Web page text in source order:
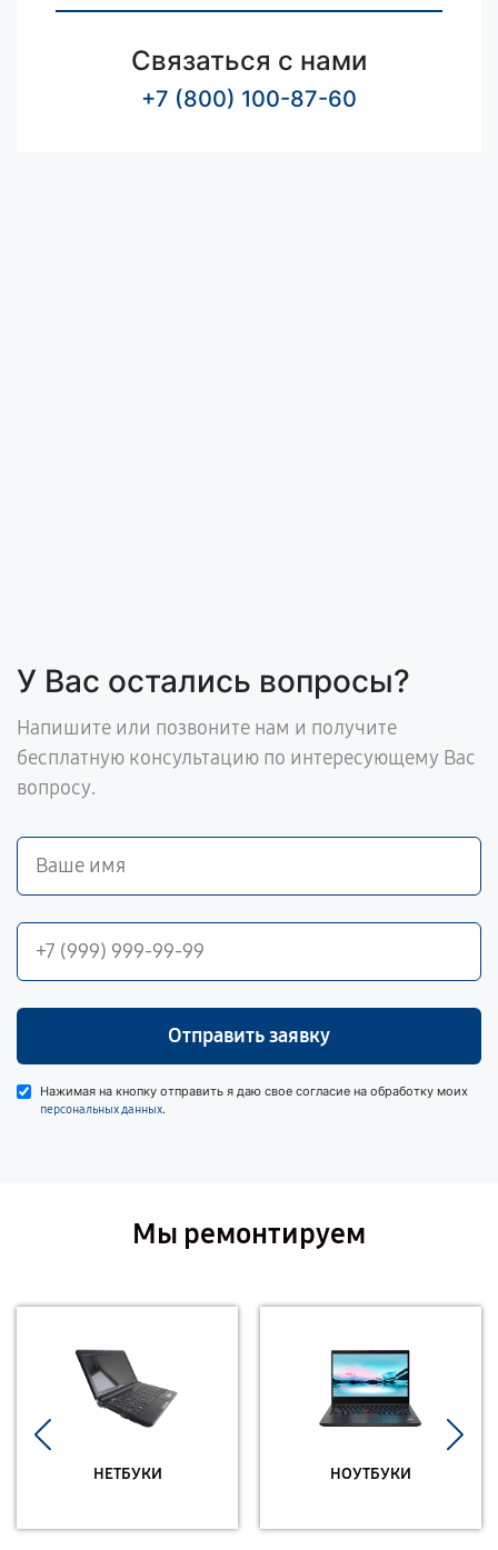
Связаться с нами
+7 (800) 100-87-60
У Вас остались вопросы?
Напишите или позвоните нам и получите
бесплатную консультацию по интересующему Вас
вопросу.
Отправить заявку
Нажимая на кнопку отправить я даю свое согласие на обработку моих
персональных данных.
Мы ремонтируем
НЕТБУКИ НОУТБУКИ